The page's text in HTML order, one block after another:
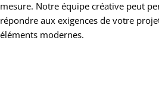
mesure. Notre équipe créative peut
répondre aux exigences de votre
éléments modernes.